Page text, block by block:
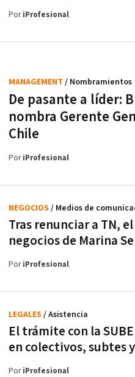
PoriProfesional
De pasante a líder:
nombra Gerente
Chile
MANAGEMENT / Nombramientos
PoriProfesional
Tras renunciar a TN,
negocios de Marina
NEGOCIOS / Medios de
PoriProfesional
El trámite con la
en colectivos, subtes
LEGALES / Asistencia
PoriProfesional